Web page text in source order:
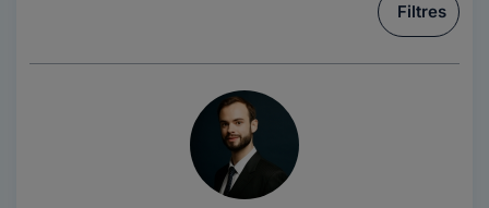
Filtres